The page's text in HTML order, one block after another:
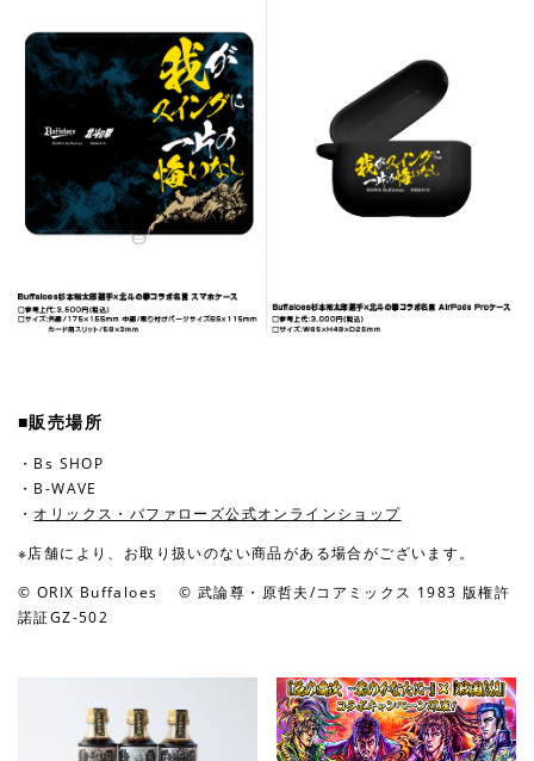
■販売場所
・Bs SHOP
・B-WAVE
・ オリックス・バファローズ公式オンラインショップ
※店舗により、お取り扱いのない商品がある場合がございます。
© ORIX Buffaloes © 武論尊・原哲夫/コアミックス 1983 版権許
諾証GZ-502